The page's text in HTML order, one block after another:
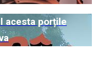
acesta porțile